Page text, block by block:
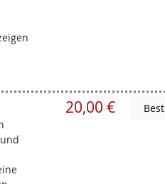
20,00 €